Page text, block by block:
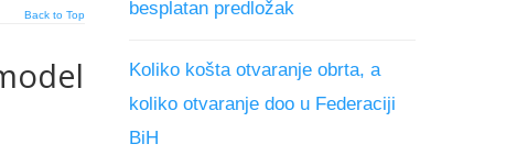
Back to Top
besplatan predložak
Koliko košta otvaranje obrta, a
koliko otvaranje doo u Federaciji
BiH